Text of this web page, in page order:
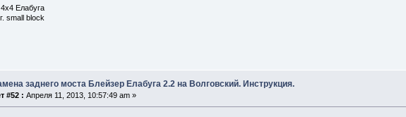
Елабуга
small block
заднего моста Блейзер Елабуга 2.2 на Волговский. Инструкция.
#52 : Апреля 11, 2013, 10:57:49 am »